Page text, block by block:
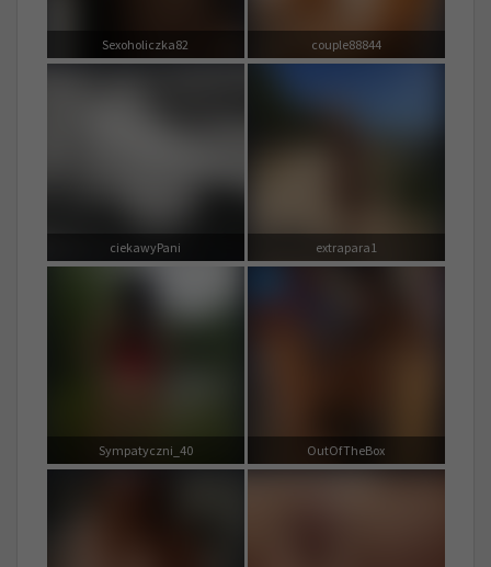
Sexoholiczka82 couple88844
ciekawyPani extrapara1
Sympatyczni_40 OutOfTheBox